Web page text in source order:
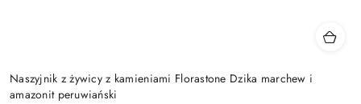
Naszyjnik z żywicy z kamieniami Florastone Dzika marchew i
amazonit peruwiański